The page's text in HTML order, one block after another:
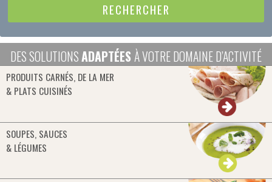
DES SOLUTIONSADAPTÉES À VOTRE DOMAINE D’ACTIVITÉ
PRODUITS CARNÉS, DE LA MER
& PLATS CUISINÉS
SOUPES, SAUCES
& LÉGUMES